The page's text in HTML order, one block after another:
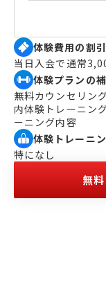
体験費用の割
当日入会で通常
体験プランの
無料カウンセリン
内体験トレーニン
ーニング内容
体験トレーニ
特になし
無